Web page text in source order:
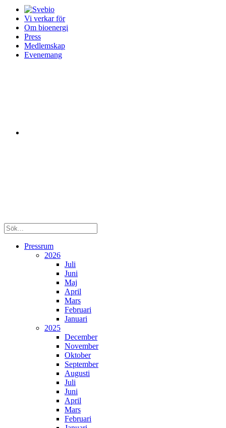
Vi verkar för
Om bioenergi
Press
Medlemskap
Evenemang
Pressrum
2026
Juli
Juni
Maj
April
Mars
Februari
Januari
2025
December
November
Oktober
September
Augusti
Juli
Juni
April
Mars
Februari